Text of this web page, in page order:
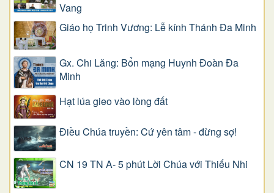
Vang
Giáo họ Trinh Vương: Lễ kính Thánh Đa Minh
Gx. Chi Lăng: Bổn mạng Huynh Đoàn Đa
Minh
Hạt lúa gieo vào lòng đất
Điều Chúa truyền: Cứ yên tâm - đừng sợ!
CN 19 TN A- 5 phút Lời Chúa với Thiếu Nhi